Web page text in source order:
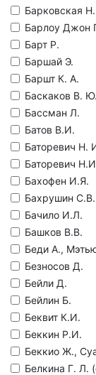
Барковская Н.
Барлоу Джон
Барт Р.
Баршай Э.
Баршт К. А.
Баскаков В.
Бассман Л.
Батов В.И.
Баторевич Н.
Баторевич
Бахофен И.Я.
Бахрушин С.В.
Бачило И.Л.
Башков В.В.
Беди А.,
Безносов Д.
Бейли Д.
Бейлин Б.
Беквит К.И.
Беккин Р.И.
Беккио Ж.,
Белкина Г. Л.